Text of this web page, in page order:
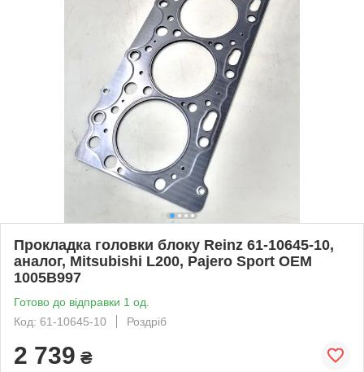
Прокладка головки блоку Reinz 61-10645-10,
аналог, Mitsubishi L200, Pajero Sport OEM
1005B997
Готово до відправки 1 од.
Код: 61-10645-10
Роздріб
2 739 ₴